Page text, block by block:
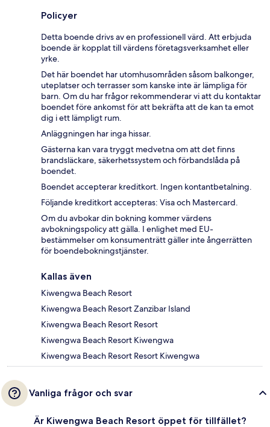
Policyer
Detta boende drivs av en professionell värd. Att erbjuda
boende är kopplat till värdens företagsverksamhet eller
yrke.
Det här boendet har utomhusområden såsom balkonger,
uteplatser och terrasser som kanske inte är lämpliga för
barn. Om du har frågor rekommenderar vi att du kontaktar
boendet före ankomst för att bekräfta att de kan ta emot
dig i ett lämpligt rum.
Anläggningen har inga hissar.
Gästerna kan vara tryggt medvetna om att det finns
brandsläckare, säkerhetssystem och förbandslåda på
boendet.
Boendet accepterar kreditkort. Ingen kontantbetalning.
Följande kreditkort accepteras: Visa och Mastercard.
Om du avbokar din bokning kommer värdens
avbokningspolicy att gälla. I enlighet med EU-
bestämmelser om konsumenträtt gäller inte ångerrätten
för boendebokningstjänster.
Kallas även
Kiwengwa Beach Resort
Kiwengwa Beach Resort Zanzibar Island
Kiwengwa Beach Resort Resort
Kiwengwa Beach Resort Kiwengwa
Kiwengwa Beach Resort Resort Kiwengwa
Vanliga frågor och svar
Är Kiwengwa Beach Resort öppet för tillfället?